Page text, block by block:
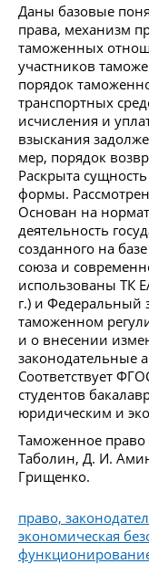
Даны базовые
права, механизм
таможенных
участников
порядок
транспортных
исчисления и
взыскания
мер, порядок
Раскрыта
формы.
Основан на
деятельность
созданного на
союза и
использованы ТК
г.) и Федеральный
таможенном
и о внесении
законодательные
Соответствует
студентов
юридическим и
Таможенное
Таболин, Д. И.
Грищенко.
право,
экономическая